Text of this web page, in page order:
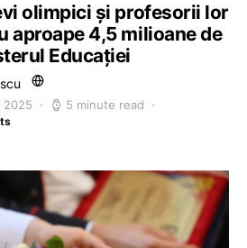
olimpici și profesorii lor
aproape 4,5 milioane de
Educației
2025 5 minute read